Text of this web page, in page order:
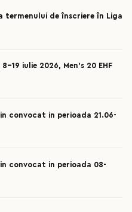
termenului de înscriere în Liga
19 iulie 2026, Men’s 20 EHF
convocat in perioada 21.06-
convocat in perioada 08-